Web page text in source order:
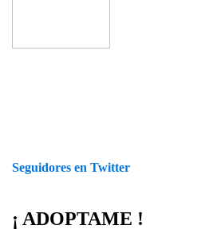
Seguidores en Twitter
¡ ADOPTAME !